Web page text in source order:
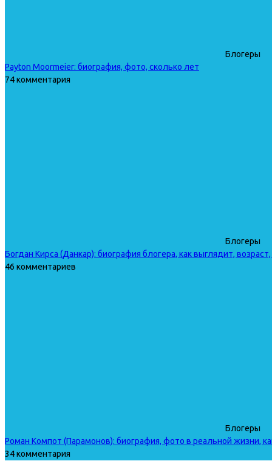
Блогеры
Payton Moormeier: биография, фото, сколько лет
74 комментария
Блогеры
Богдан Кирса (Данкар): биография блогера, как выглядит,
46 комментариев
Блогеры
Роман Компот (Парамонов): биография, фото в реальной жизни,
34 комментария